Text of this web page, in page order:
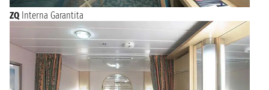
ZQ Interna Garantita